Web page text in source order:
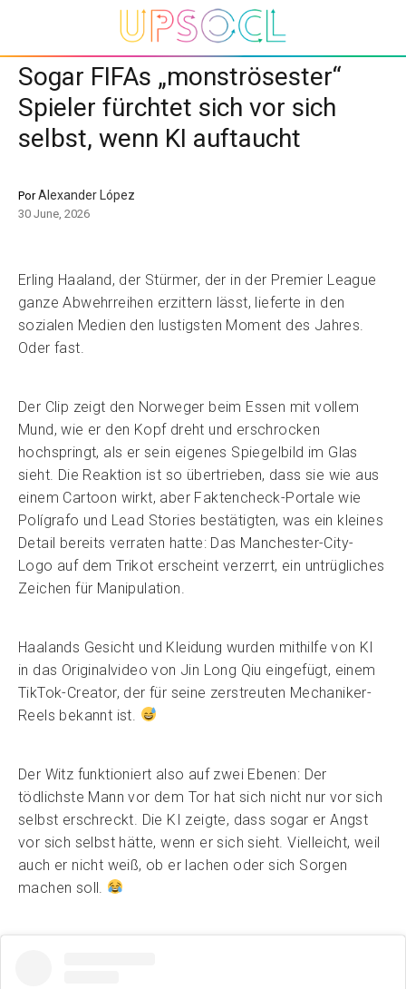
Sogar FIFAs „monströsester“
Spieler fürchtet sich vor sich
selbst, wenn KI auftaucht
PorAlexander López
30 June, 2026
Erling Haaland, der Stürmer, der in der Premier League
ganze Abwehrreihen erzittern lässt, lieferte in den
sozialen Medien den lustigsten Moment des Jahres.
Oder fast.
Der Clip zeigt den Norweger beim Essen mit vollem
Mund, wie er den Kopf dreht und erschrocken
hochspringt, als er sein eigenes Spiegelbild im Glas
sieht. Die Reaktion ist so übertrieben, dass sie wie aus
einem Cartoon wirkt, aber Faktencheck-Portale wie
Polígrafo und Lead Stories bestätigten, was ein kleines
Detail bereits verraten hatte: Das Manchester-City-
Logo auf dem Trikot erscheint verzerrt, ein untrügliches
Zeichen für Manipulation.
Haalands Gesicht und Kleidung wurden mithilfe von KI
in das Originalvideo von Jin Long Qiu eingefügt, einem
TikTok-Creator, der für seine zerstreuten Mechaniker-
Reels bekannt ist.
Der Witz funktioniert also auf zwei Ebenen: Der
tödlichste Mann vor dem Tor hat sich nicht nur vor sich
selbst erschreckt. Die KI zeigte, dass sogar er Angst
vor sich selbst hätte, wenn er sich sieht. Vielleicht, weil
auch er nicht weiß, ob er lachen oder sich Sorgen
machen soll.